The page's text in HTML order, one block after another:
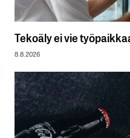
Tekoäly ei vie
8.8.2026